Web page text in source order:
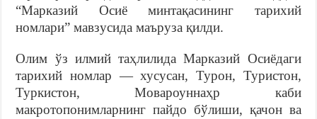
“Марказий Осиё минтақасининг тарихий
номлари” мавзусида маъруза қилди.
Олим ўз илмий таҳлилида Марказий Осиёдаги
тарихий номлар — хусусан, Турон, Туристон,
Туркистон, Мовароуннаҳр каби
макротопонимларнинг пайдо бўлиши, қачон ва